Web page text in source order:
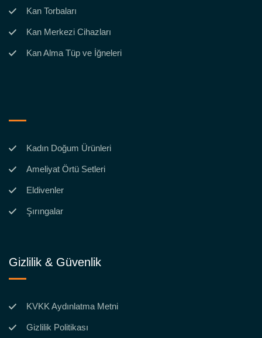
Kan Torbaları
Kan Merkezi Cihazları
Kan Alma Tüp ve İğneleri
Kadın Doğum Ürünleri
Ameliyat Örtü Setleri
Eldivenler
Şırıngalar
Gizlilik & Güvenlik
KVKK Aydınlatma Metni
Gizlilik Politikası